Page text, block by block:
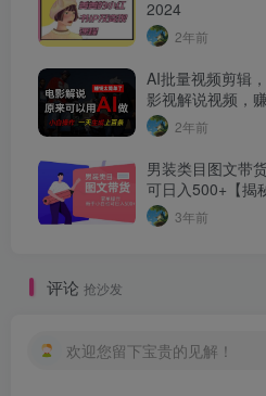
2024
2年前
AI批量视频剪辑
影视解说视频，
2年前
男装类目图文带
可日入500+【揭
3年前
评论 抢沙发
欢迎您留下宝贵的见解！